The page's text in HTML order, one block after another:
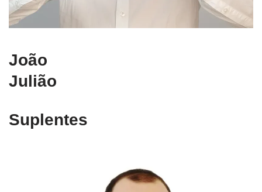
João
Julião
Suplentes